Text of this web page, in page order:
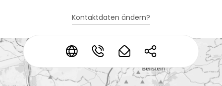
* * * *
Kontaktdaten ändern?